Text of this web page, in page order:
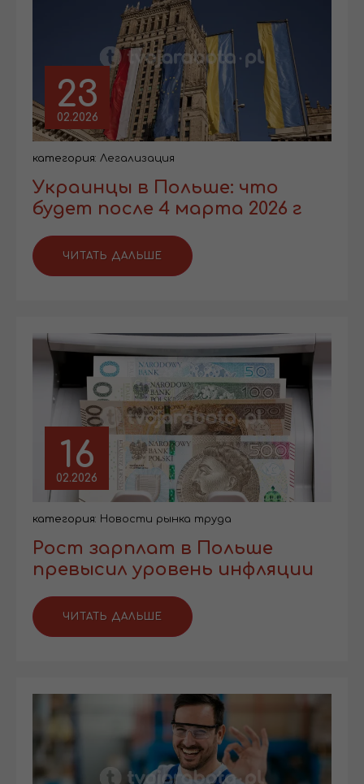
23
02.2026
категория: Легализация
Украинцы в Польше: что
будет после 4 марта 2026 г
ЧИТАТЬ ДАЛЬШЕ
16
02.2026
категория: Новости рынка труда
Рост зарплат в Польше
превысил уровень инфляции
ЧИТАТЬ ДАЛЬШЕ